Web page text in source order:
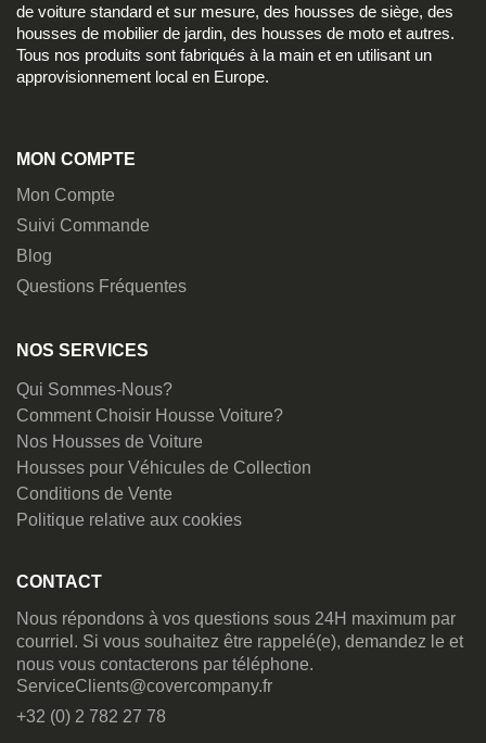
de voiture standard et sur mesure, des housses de siège, des
housses de mobilier de jardin, des housses de moto et autres.
Tous nos produits sont fabriqués à la main et en utilisant un
approvisionnement local en Europe.
MON COMPTE
Mon Compte
Suivi Commande
Blog
Questions Fréquentes
NOS SERVICES
Qui Sommes-Nous?
Comment Choisir Housse Voiture?
Nos Housses de Voiture
Housses pour Véhicules de Collection
Conditions de Vente
Politique relative aux cookies
CONTACT
Nous répondons à vos questions sous 24H maximum par
courriel. Si vous souhaitez être rappelé(e), demandez le et
nous vous contacterons par téléphone.
ServiceClients@covercompany.fr
+32 (0) 2 782 27 78